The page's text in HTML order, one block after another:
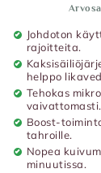
Johdoton
rajoitteita.
helppo
Tehokas
vaivattomasti.
Boost-
tahroille.
Nopea
minuutissa.